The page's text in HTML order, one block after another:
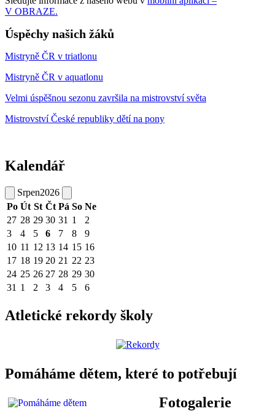
V OBRAZE.
Úspěchy našich žáků
Mistryně ČR v triatlonu
Mistryně ČR v aquatlonu
Velmi úspěšnou sezonu završila na mistrovství světa
Mistrovství České republiky dětí na pony
Kalendář
Srpen2026
Po Út St Čt Pá So Ne
27 28 29 30 31 1
2
3
4 5 6 7 8
9
10 11 12 13 14 15 16
17 18 19 20 21 22 23
24 25 26 27 28 29 30
31 1 2 3 4 5 6
Atletické rekordy školy
Pomáháme dětem, které to potřebují
Fotogalerie